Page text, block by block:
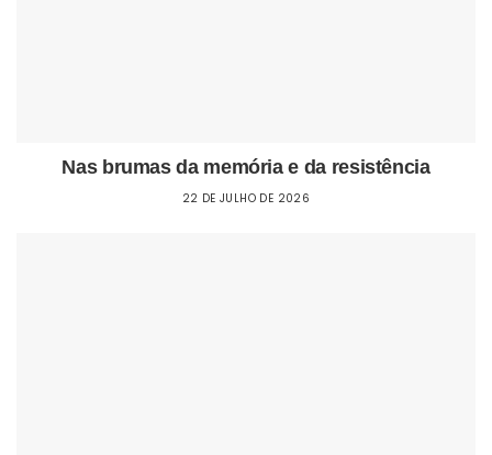
Nas brumas da memória e da resistência
22 DE JULHO DE 2026